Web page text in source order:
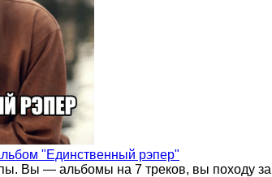
"Единственный рэпер"
Вы — альбомы на 7 треков, вы походу